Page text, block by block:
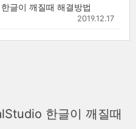
글이 깨질때 해결방법
2019.12.17
한글이 깨질때